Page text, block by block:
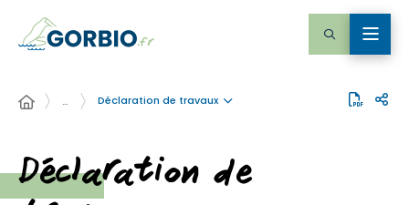
… Déclaration de travaux
Déclaration de